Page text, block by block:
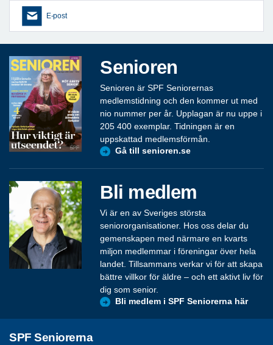
E-post
Senioren
Senioren är SPF Seniorernas
medlemstidning och den kommer ut med
nio nummer per år. Upplagan är nu uppe i
205 400 exemplar. Tidningen är en
uppskattad medlemsförmån.
Gå till senioren.se
Bli medlem
Vi är en av Sveriges största
seniororganisationer. Hos oss delar du
gemenskapen med närmare en kvarts
miljon medlemmar i föreningar över hela
landet. Tillsammans verkar vi för att skapa
bättre villkor för äldre – och ett aktivt liv för
dig som senior.
Bli medlem i SPF Seniorerna här
SPF Seniorerna